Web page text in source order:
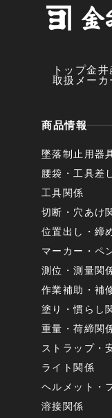
トップ金井
取扱メーカ
商品情報
墜落制止用器
腰袋・工具差
工具関係
切断・穴あけ
位置出し・締
マーカー・ペ
測位・測量関
作業補助・補
塗り・慣らし
重量・荷締関
ストラップ・
ライト関係
ヘルメット・
溶接関係